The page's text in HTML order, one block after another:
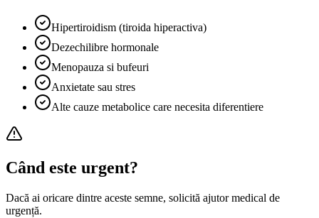
Hipertiroidism (tiroida hiperactiva)
Dezechilibre hormonale
Menopauza si bufeuri
Anxietate sau stres
Alte cauze metabolice care necesita diferentiere
Când este urgent?
Dacă ai oricare dintre aceste semne, solicită ajutor medical de
urgență.